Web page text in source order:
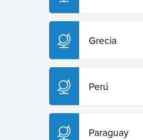
Grecia
Perú
Paraguay